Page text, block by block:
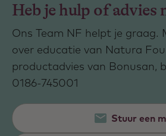
Heb je hulp of advies
Ons Team NF helpt je graag.
over educatie van Natura
productadvies van Bonusan,
0186-745001
Stuur een